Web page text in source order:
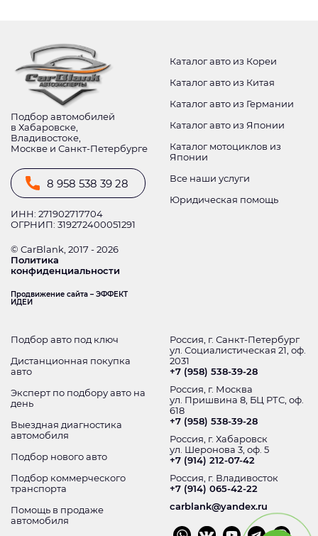
Подбор автомобилей
в Хабаровске,
Владивостоке,
Москве и Санкт-Петербурге
8 958 538 39 28
ИНН: 271902717704
ОГРНИП: 319272400051291
© CarBlank, 2017 - 2026
Политика
конфиденциальности
Продвижение сайта – ЭФФЕКТ
ИДЕИ
Каталог авто из Кореи
Каталог авто из Китая
Каталог авто из Германии
Каталог авто из Японии
Каталог мотоциклов из
Японии
Все наши услуги
Юридическая помощь
Подбор авто под ключ
Дистанционная покупка
авто
Эксперт по подбору авто на
день
Выездная диагностика
автомобиля
Подбор нового авто
Подбор коммерческого
транспорта
Помощь в продаже
автомобиля
Россия, г. Санкт-Петербург
ул. Социалистическая 21, оф.
2031
+7 (958) 538-39-28
Россия, г. Москва
ул. Пришвина 8, БЦ РТС, оф.
618
+7 (958) 538-39-28
Россия, г. Хабаровск
ул. Шеронова 3, оф. 5
+7 (914) 212-07-42
Россия, г. Владивосток
+7 (914) 065-42-22
carblank@yandex.ru